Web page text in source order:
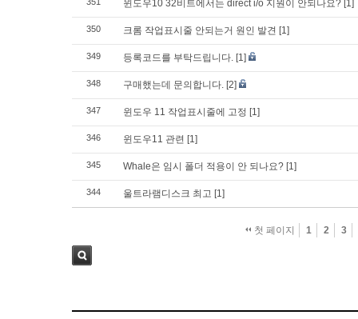
윈도우10 32비트에서는 direct i/o 지원이 안되나요? [1]
350 크롬 작업표시줄 안되는거 원인 발견 [1]
349 등록코드를 부탁드립니다. [1]
348 구매했는데 문의합니다. [2]
347 윈도우 11 작업표시줄에 고정 [1]
346 윈도우11 관련 [1]
345 Whale은 임시 폴더 적용이 안 되나요? [1]
344 울트라램디스크 최고 [1]
첫 페이지 1 2 3